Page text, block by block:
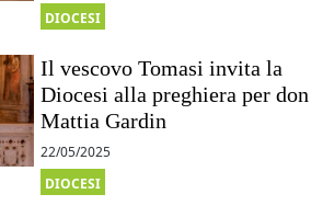
DIOCESI
Il vescovo Tomasi invita la
Diocesi alla preghiera per don
Mattia Gardin
22/05/2025
DIOCESI